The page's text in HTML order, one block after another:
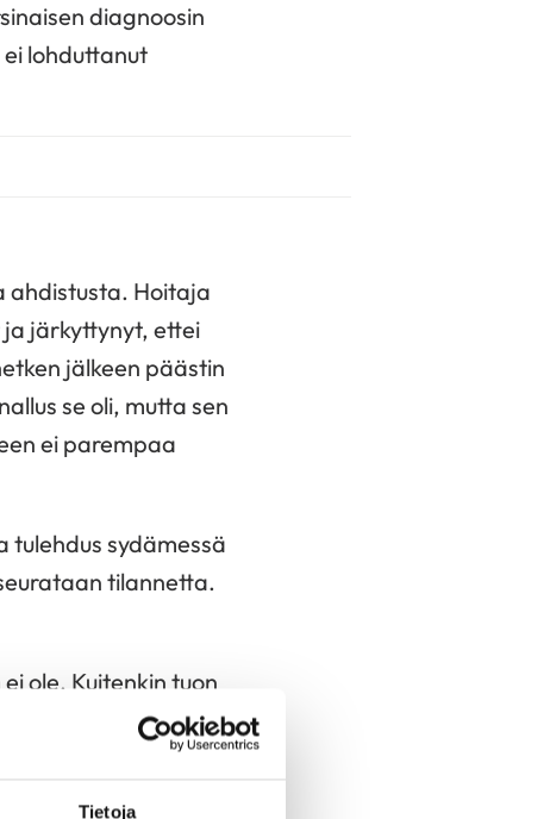
Tietoja
diagnoosin
lohduttanut
ahdistusta. Hoitaja
ja järkyttynyt, ettei
jälkeen päästin
se oli, mutta sen
ei parempaa
tulehdus sydämessä
tilannetta.
ole. Kuitenkin tuon
ja sain
kun tilanne pysyi